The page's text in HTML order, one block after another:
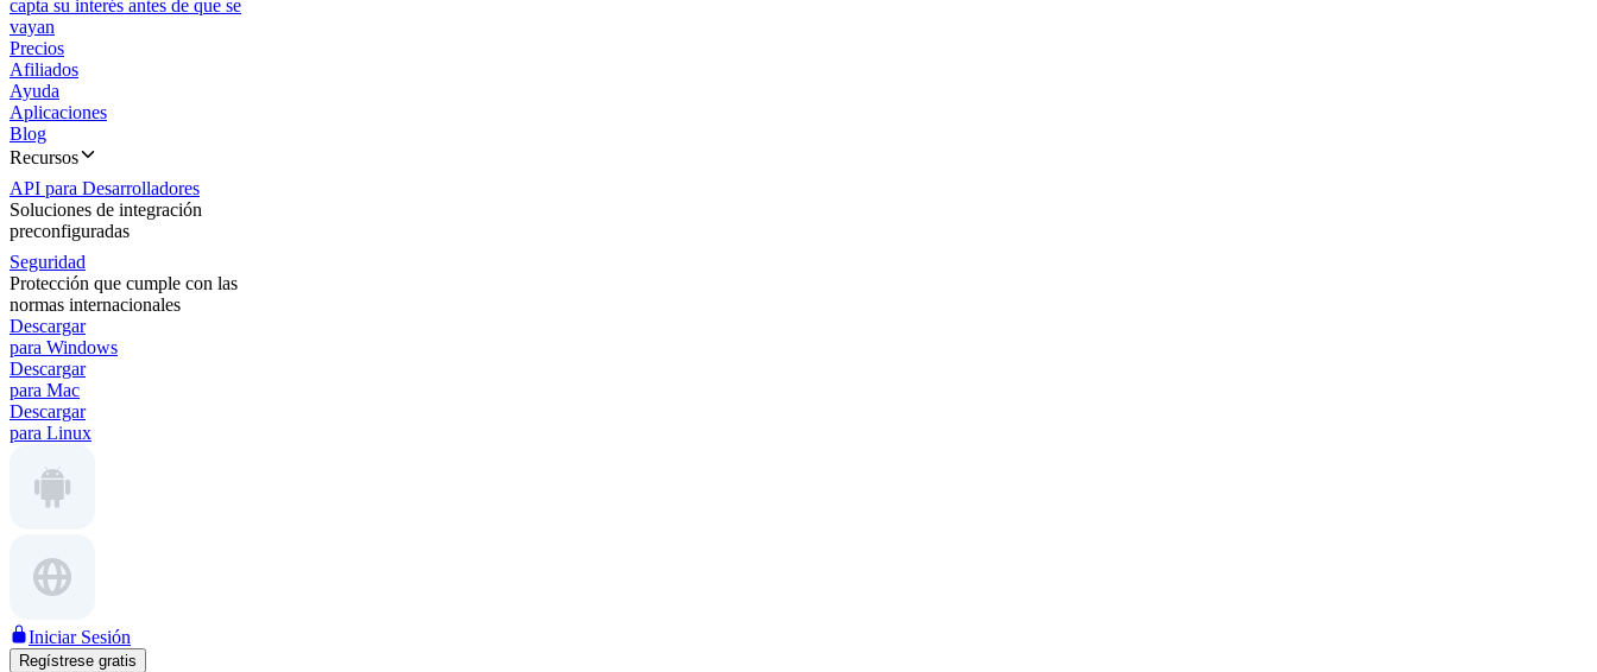
capta su interés antes de que se
vayan
Precios
Afiliados
Ayuda
Aplicaciones
Blog
Recursos
API para Desarrolladores
Soluciones de integración
preconfiguradas
Seguridad
Protección que cumple con las
normas internacionales
Descargar
para Windows
Descargar
para Mac
Descargar
para Linux
Iniciar Sesión
Regístrese gratis